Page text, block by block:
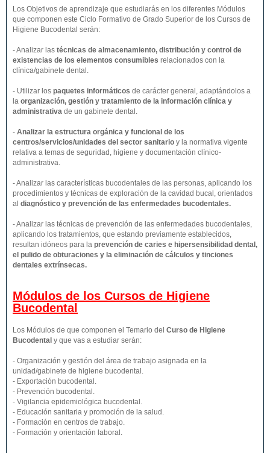
Los Objetivos de aprendizaje que estudiarás en los diferentes Módulos
que componen este Ciclo Formativo de Grado Superior de los Cursos de
Higiene Bucodental serán:
- Analizar las técnicas de almacenamiento, distribución y control de
existencias de los elementos consumibles relacionados con la
clínica/gabinete dental.
- Utilizar los paquetes informáticos de carácter general, adaptándolos a
la organización, gestión y tratamiento de la información clínica y
administrativa de un gabinete dental.
- Analizar la estructura orgánica y funcional de los
centros/servicios/unidades del sector sanitario y la normativa vigente
relativa a temas de seguridad, higiene y documentación clínico-
administrativa.
- Analizar las características bucodentales de las personas, aplicando los
procedimientos y técnicas de exploración de la cavidad bucal, orientados
al diagnóstico y prevención de las enfermedades bucodentales.
- Analizar las técnicas de prevención de las enfermedades bucodentales,
aplicando los tratamientos, que estando previamente establecidos,
resultan idóneos para la prevención de caries e hipersensibilidad dental,
el pulido de obturaciones y la eliminación de cálculos y tinciones
dentales extrínsecas.
Módulos de los Cursos de Higiene
Bucodental
Los Módulos de que componen el Temario del Curso de Higiene
Bucodental y que vas a estudiar serán:
- Organización y gestión del área de trabajo asignada en la
unidad/gabinete de higiene bucodental.
- Exportación bucodental.
- Prevención bucodental.
- Vigilancia epidemiológica bucodental.
- Educación sanitaria y promoción de la salud.
- Formación en centros de trabajo.
- Formación y orientación laboral.